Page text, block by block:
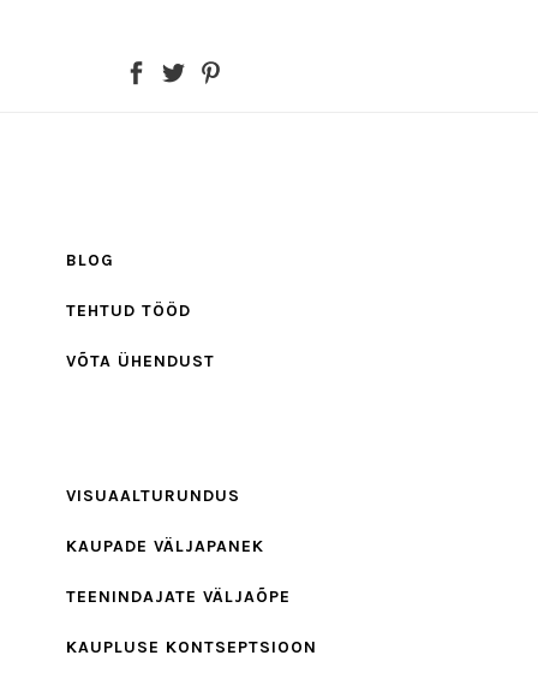
BLOG
TEHTUD TÖÖD
VÕTA ÜHENDUST
VISUAALTURUNDUS
KAUPADE VÄLJAPANEK
TEENINDAJATE VÄLJAÕPE
KAUPLUSE KONTSEPTSIOON